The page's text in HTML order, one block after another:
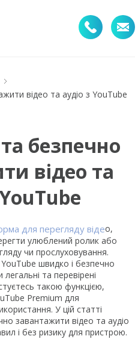
відео та аудіо з YouTube
безпечно
відео та
для перегляду відео,
улюблений ролик або
чи прослуховування.
швидко і безпечно
та перевірені
такою функцією,
Premium для
У цій статті
завантажити відео та аудіо
і без ризику для пристрою.